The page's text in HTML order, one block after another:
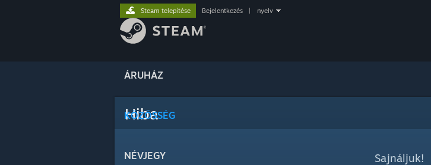
ÁRUHÁZ
KÖZÖSSÉG
NÉVJEGY
Steam telepítése Bejelentkezés nyelv
Hiba
Sajnáljuk!